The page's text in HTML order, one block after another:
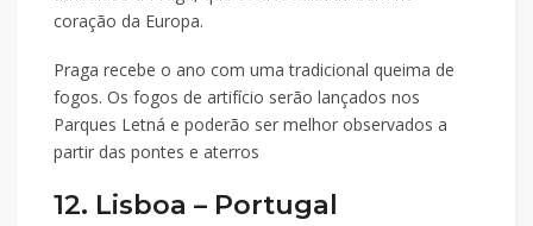
coração da Europa.
Praga recebe o ano com uma tradicional queima de
fogos. Os fogos de artifício serão lançados nos
Parques Letná e poderão ser melhor observados a
partir das pontes e aterros
12. Lisboa – Portugal